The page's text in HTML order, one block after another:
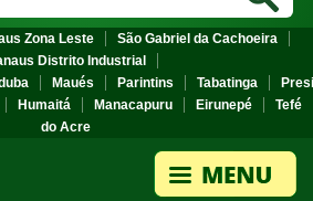
Zona Leste
São Gabriel da Cachoeira
Distrito Industrial
Maués Parintins Tabatinga
Humaitá Manacapuru Eirunepé
Tefé
do Acre